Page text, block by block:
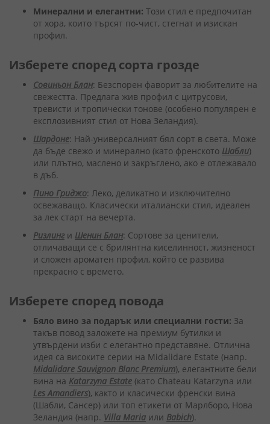
Минерални и елегантни: Този стил е предпочитан
от хора, които търсят по-чист, стегнат и изискан
профил.
Изберете според сорта грозде
Совиньон Блан: Безспорен фаворит за любителите на
свежестта. Предлага жив профил с цитрусови,
тревисти и тропически тонове (особено популярен е
експлозивният стил от Нова Зеландия).
Шардоне: Най-универсалният бял сорт в света. Може
да бъде свежо и минерално (като френското Шабли)
или плътно, маслено и закръглено, ако е отлежавало
в дъб.
Пино Гриджо: Леко, деликатно и изключително
освежаващо. Класически италиански стил, идеален
за лек старт на вечерта.
Ризлинг и Шенин Блан: Сортове за ценители,
отличаващи се с брилянтна киселинност, жизненост
и сложен ароматен профил, който се развива
прекрасно с времето.
Изберете според повода
Бяло вино за подарък или специални гости: За
такъв повод заложете на премиум бутилки и
утвърдени изби с елегантно представяне. Отлична
идея са високите серии на Midalidare Estate (напр.
Midalidare Sauvignon Blanc Premium), елегантните бели
вина на Katarzyna Estate (като Chateau Katarzyna или
Les Amandiers), както и класически френски вина
(Шабли, Сансер) или топ етикети от Марлборо, Нова
Зеландия (напр. Villa Maria или Babich).